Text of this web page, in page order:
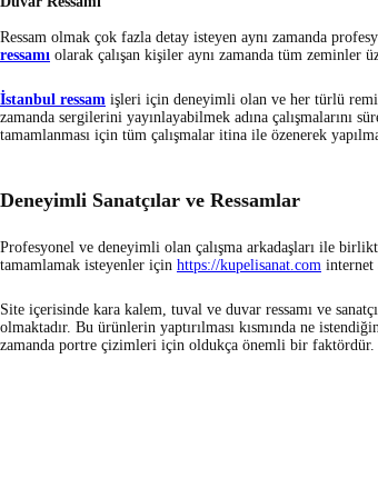
Ressam olmak çok fazla detay isteyen aynı zamanda
ressamı olarak çalışan kişiler aynı zamanda tüm zeminler
İstanbul ressam işleri için deneyimli olan ve her türlü
zamanda sergilerini yayınlayabilmek adına çalışmalarını
tamamlanması için tüm çalışmalar itina ile özenerek
Deneyimli Sanatçılar ve Ressamlar
Profesyonel ve deneyimli olan çalışma arkadaşları ile
tamamlamak isteyenler için https://kupelisanat.com internet
Site içerisinde kara kalem, tuval ve duvar ressamı ve
olmaktadır. Bu ürünlerin yaptırılması kısmında ne
zamanda portre çizimleri için oldukça önemli bir faktördür.